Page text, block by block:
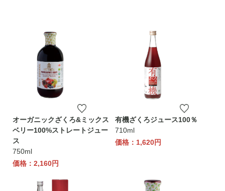
オーガニックざくろ&ミックス
ベリー100%ストレートジュー
ス
750ml
価格：2,160円
有機ざくろジュース100％
710ml
価格：1,620円